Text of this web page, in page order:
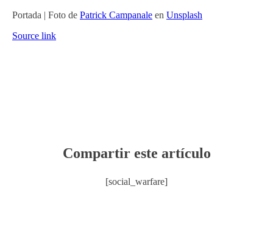
Portada | Foto de Patrick Campanale en Unsplash
Source link
Compartir este artículo
[social_warfare]